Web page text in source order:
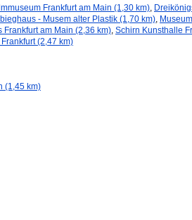
Frankfurt am Main (1,30 km),
- Musem alter Plastik (1,70 km),
am Main (2,36 km), Schirn Kunsthalle
(2,47 km)
(1,45 km)